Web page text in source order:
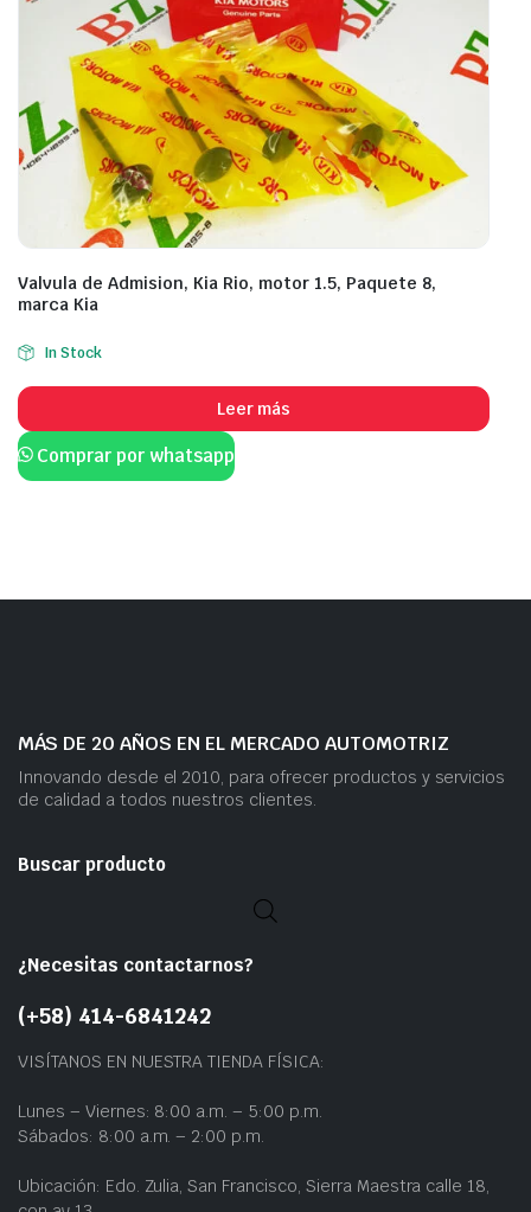
Valvula de Admision, Kia Rio, motor 1.5, Paquete 8,
marca Kia
In Stock
Leer más
Comprar por whatsapp
MÁS DE 20 AÑOS EN EL MERCADO AUTOMOTRIZ
Innovando desde el 2010, para ofrecer productos y servicios
de calidad a todos nuestros clientes.
Buscar producto
¿Necesitas contactarnos?
(+58) 414-6841242
VISÍTANOS EN NUESTRA TIENDA FÍSICA:
Lunes – Viernes: 8:00 a.m. – 5:00 p.m.
Sábados: 8:00 a.m. – 2:00 p.m.
Ubicación: Edo. Zulia, San Francisco, Sierra Maestra calle 18,